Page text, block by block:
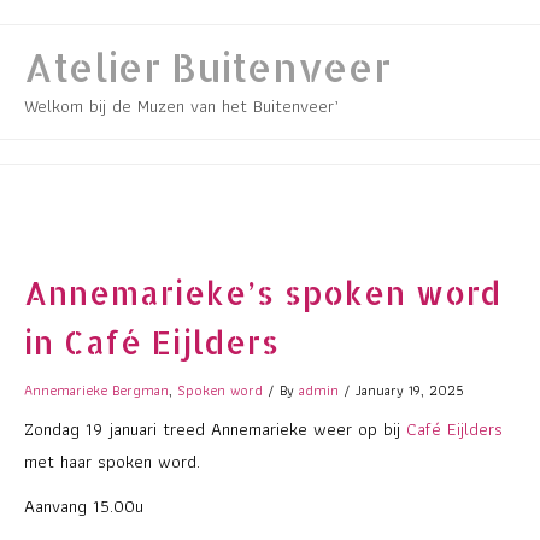
contentAtelier Buitenveer
Welkom bij de Muzen van het Buitenveer’
Annemarieke’s spoken word
in Café Eijlders
Annemarieke Bergman, Spoken word / By admin / January 19, 2025
Zondag 19 januari treed Annemarieke weer op bij Café Eijlders
met haar spoken word.
Aanvang 15.00u